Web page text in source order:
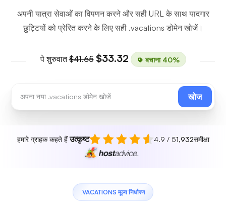
अपनी यात्रा सेवाओं का विपणन करने और सही URL के साथ यादगार
छुट्टियों को प्रेरित करने के लिए सही .vacations डोमेन खोजें।
पे शुरुवात$41.65 $33.32 बचाना 40%
खोज
हमारे ग्राहक कहते हैंउत्कृष्ट 4.9 / 51,932समीक्षा
.VACATIONS मूल्य निर्धारण